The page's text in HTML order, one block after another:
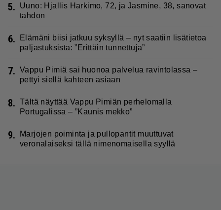
5.
Uuno: Hjallis Harkimo, 72, ja Jasmine, 38, sanovat
tahdon
6.
Elämäni biisi jatkuu syksyllä – nyt saatiin lisätietoa
paljastuksista: ”Erittäin tunnettuja”
7. Vappu Pimiä sai huonoa palvelua ravintolassa –
pettyi siellä kahteen asiaan
8. Tältä näyttää Vappu Pimiän perhelomalla
Portugalissa – ”Kaunis mekko”
9.
Marjojen poiminta ja pullopantit muuttuvat
veronalaiseksi tällä nimenomaisella syyllä